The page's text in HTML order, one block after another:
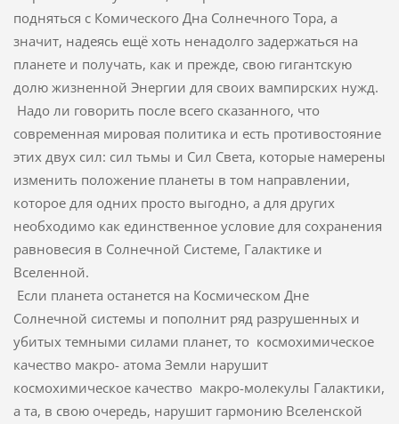
подняться с Комического Дна Солнечного Тора, а
значит, надеясь ещё хоть ненадолго задержаться на
планете и получать, как и прежде, свою гигантскую
долю жизненной Энергии для своих вампирских нужд.
Надо ли говорить после всего сказанного, что
современная мировая политика и есть противостояние
этих двух сил: сил тьмы и Сил Света, которые намерены
изменить положение планеты в том направлении,
которое для одних просто выгодно, а для других
необходимо как единственное условие для сохранения
равновесия в Солнечной Системе, Галактике и
Вселенной.
Если планета останется на Космическом Дне
Солнечной системы и пополнит ряд разрушенных и
убитых темными силами планет, то космохимическое
качество макро- атома Земли нарушит
космохимическое качество макро-молекулы Галактики,
а та, в свою очередь, нарушит гармонию Вселенской